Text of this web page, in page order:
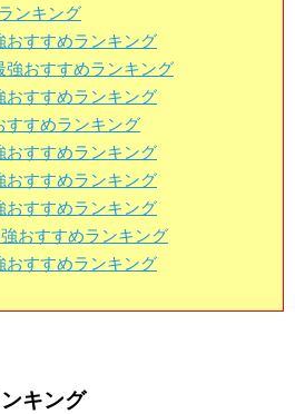
ンキング
おすすめランキング
強おすすめランキング
おすすめランキング
すすめランキング
おすすめランキング
おすすめランキング
おすすめランキング
おすすめランキング
おすすめランキング
キング